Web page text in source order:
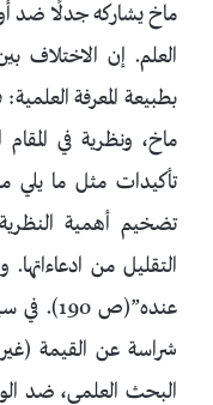
ماخ يشاركه جدلًا ضد
العلم. إن الاختلاف
بطبيعة المعرفة
ماخ، ونظرية في
تأكيدات مثل ما يلي
تضخيم أهمية
التقليل من ادعاءاتها.
عنده”(ص
شراسة عن القيمة (غير
البحث العلمي، ضد